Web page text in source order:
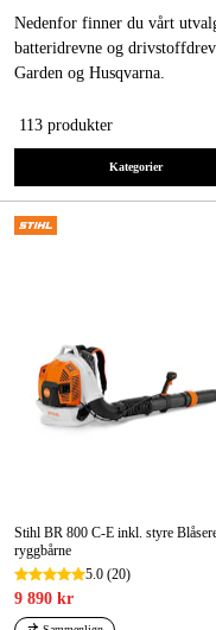
Danmark
Suomi
Deutschland
Garasje og verksted
Maskintilbehør og
Arbeidsklær og
Elektro og bygg
Skog og hage
Varemerker
Vanlige spørsmål
Nedenfor finner du vårt
batteridrevne og
Garden og Husqvarna.
113 produkter
Kategorier
Stihl BR 800 C-E inkl. styre
ryggbårne
5.0 (20)
9 890 kr